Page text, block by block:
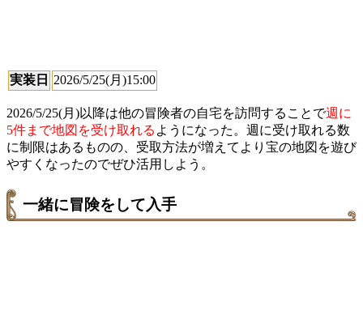
実装日 2026/5/25(月)15:00
2026/5/25(月)以降は他の冒険者の自宅を訪問することで週に
5件まで地図を受け取れる ようになった。週に受け取れる数
に制限はあるものの、受取方法が増えてより宝の地図を遊び
やすくなったのでぜひ活用しよう。
一緒に冒険をして入手